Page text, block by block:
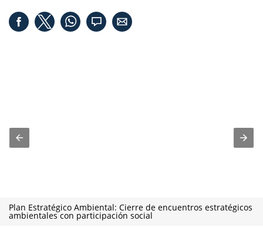
Plan Estratégico Ambiental: Cierre de encuentros estratégicos
ambientales con participación social